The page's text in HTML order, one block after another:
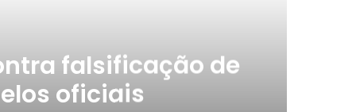
falsificação de
oficiais